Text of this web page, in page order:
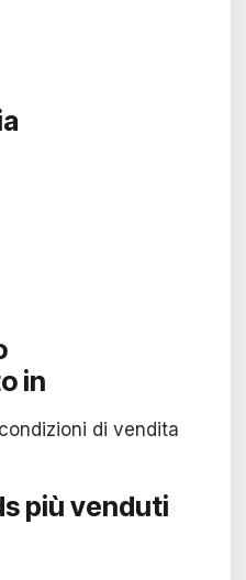
in
di vendita
più venduti